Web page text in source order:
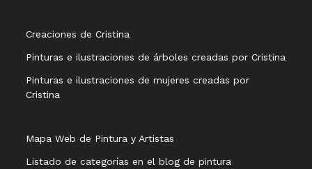
Creaciones de Cristina
Pinturas e ilustraciones de árboles creadas por Cristina
Pinturas e ilustraciones de mujeres creadas por
Cristina
Mapa Web de Pintura y Artistas
Listado de categorías en el blog de pintura